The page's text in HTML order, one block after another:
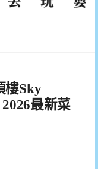
樓Sky
最新菜